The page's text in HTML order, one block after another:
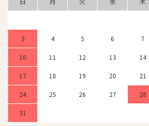
3 4 5 6 7
10 11 12 13 14
17 18 19 20 21
24 25 26 27 28
31